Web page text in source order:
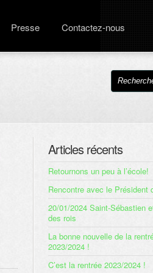
Presse Contactez-nous
Articles récents
Retournons un peu à l’école!
Rencontre avec le Président
20/01/2024 Saint-Sébastien
des rois
La bonne nouvelle de la
2023/2024 !
C’est la rentrée 2023/2024 !